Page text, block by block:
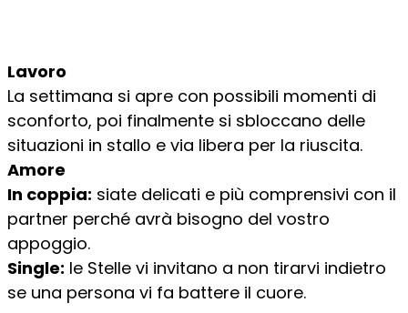
Lavoro
La settimana si apre con possibili momenti di
sconforto, poi finalmente si sbloccano delle
situazioni in stallo e via libera per la riuscita.
Amore
In coppia: siate delicati e più comprensivi con il
partner perché avrà bisogno del vostro
appoggio.
Single: le Stelle vi invitano a non tirarvi indietro
se una persona vi fa battere il cuore.